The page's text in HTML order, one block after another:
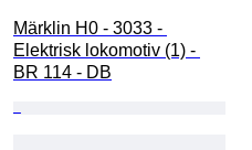
Märklin H0 - 3033 -
Elektrisk lokomotiv (1) -
BR 114 - DB